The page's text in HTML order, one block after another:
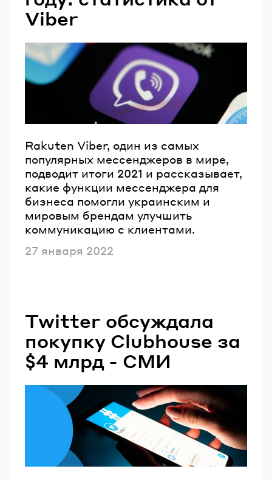
Viber
Rakuten Viber, один из самых
популярных мессенджеров в мире,
подводит итоги 2021 и рассказывает,
какие функции мессенджера для
бизнеса помогли украинским и
мировым брендам улучшить
коммуникацию с клиентами.
Опубликовано
27 января 2022
Twitter обсуждала
покупку Clubhouse за
$4 млрд - СМИ